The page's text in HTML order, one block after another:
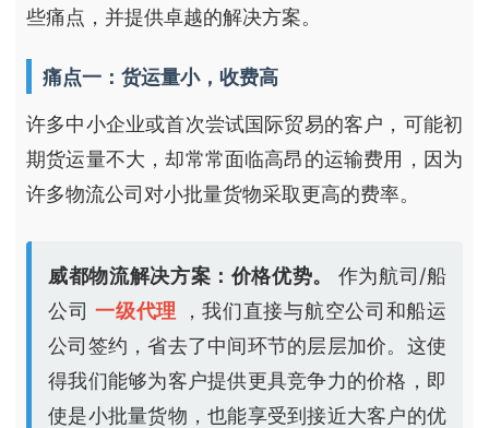
些痛点，并提供卓越的解决方案。
痛点一：货运量小，收费高
许多中小企业或首次尝试国际贸易的客户，可能初
期货运量不大，却常常面临高昂的运输费用，因为
许多物流公司对小批量货物采取更高的费率。
威都物流解决方案：价格优势。 作为航司/船
公司一级代理
，我们直接与航空公司和船运
公司签约，省去了中间环节的层层加价。这使
得我们能够为客户提供更具竞争力的价格，即
使是小批量货物，也能享受到接近大客户的优